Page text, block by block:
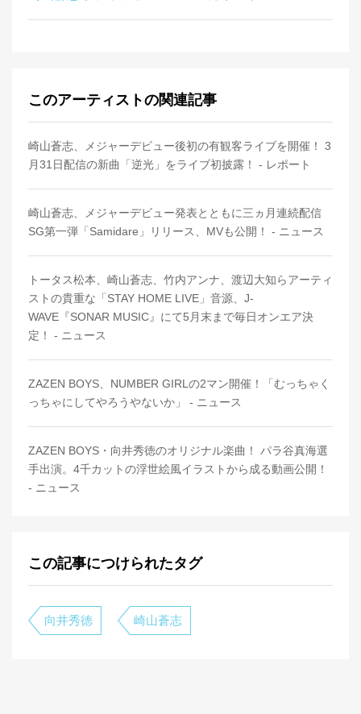
このアーティストの関連記事
崎山蒼志、メジャーデビュー後初の有観客ライブを開催！ 3
月31日配信の新曲「逆光」をライブ初披露！ - レポート
崎山蒼志、メジャーデビュー発表とともに三ヵ月連続配信
SG第一弾「Samidare」リリース、MVも公開！ - ニュース
トータス松本、崎山蒼志、竹内アンナ、渡辺大知らアーティ
ストの貴重な「STAY HOME LIVE」音源、J-
WAVE『SONAR MUSIC』にて5月末まで毎日オンエア決
定！ - ニュース
ZAZEN BOYS、NUMBER GIRLの2マン開催！「むっちゃく
っちゃにしてやろうやないか」 - ニュース
ZAZEN BOYS・向井秀徳のオリジナル楽曲！ パラ谷真海選
手出演。4千カットの浮世絵風イラストから成る動画公開！
- ニュース
この記事につけられたタグ
向井秀徳 崎山蒼志